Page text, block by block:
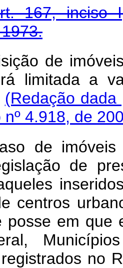
167, inciso
de
limitada a
(Redação
4.918, de
de imóveis
de
centros
posse em que
no